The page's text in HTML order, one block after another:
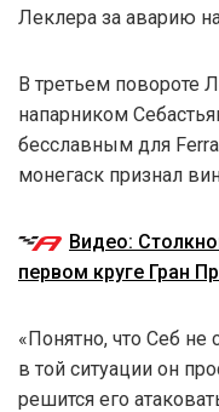
Леклера за аварию
В третьем повороте
напарником
бесславным для
монегаск признал
Видео:
первом круге Гран
«Понятно, что Себ не
в той ситуации он
решится его